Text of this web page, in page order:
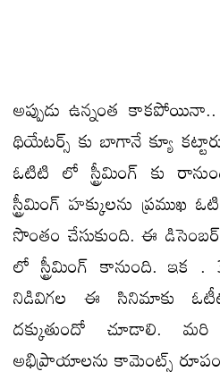
అప్పుడు ఉన్నంత కాకపోయినా..
థియేటర్స్ కు బాగానే క్యూ
ఓటిటి లో స్ట్రీమింగ్ కు
స్ట్రీమింగ్ హక్కులను ప్రముఖ
సొంతం చేసుకుంది. ఈ
లో స్ట్రీమింగ్ కానుంది. ఇక
నిడివిగల ఈ సినిమాకు
దక్కుతుందో చూడాలి.
అభిప్రాయాలను కామెంట్స్